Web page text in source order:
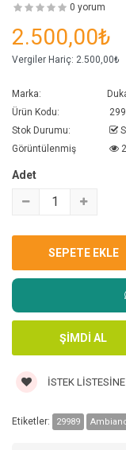
0 yorum
2.500,00₺
Vergiler Hariç: 2.500,00₺
Marka:
Ürün Kodu:
Stok Durumu:
Görüntülenmiş
Adet
İSTEK
Etiketler: 29989